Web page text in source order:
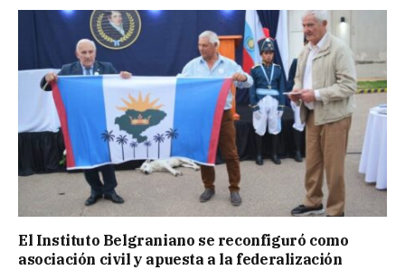
El Instituto Belgraniano se reconfiguró como
asociación civil y apuesta a la federalización